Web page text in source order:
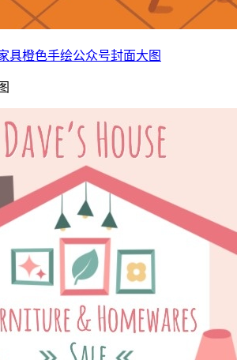
具橙色手绘公众号封面大图